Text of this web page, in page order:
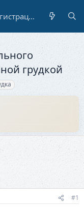
Регистрация
грудкой
#1